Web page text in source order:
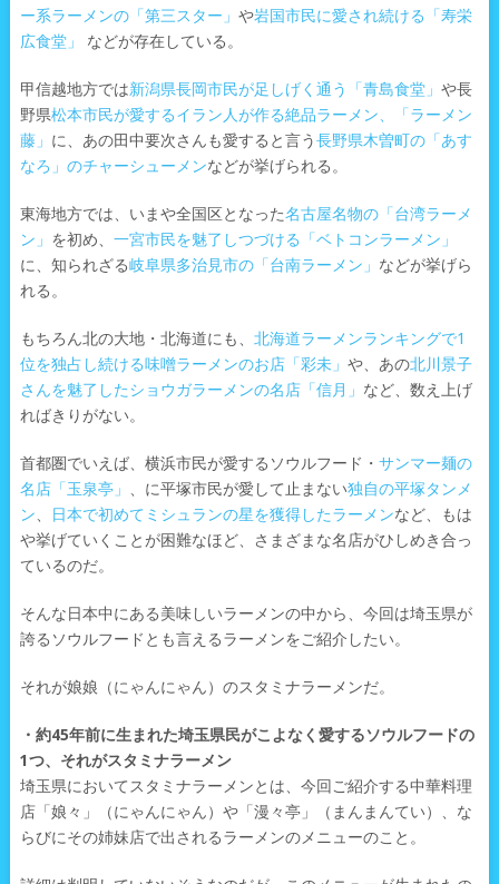
ー系ラーメンの「第三スター」 や岩国市民に愛され続ける「寿栄
広食堂」 などが存在している。
甲信越地方では新潟県長岡市民が足しげく通う「青島食堂」 や長
野県松本市民が愛するイラン人が作る絶品ラーメン、「ラーメン
藤」 に、あの田中要次さんも愛すると言う長野県木曽町の「あす
なろ」のチャーシューメンなどが挙げられる。
東海地方では、いまや全国区となった名古屋名物の「台湾ラーメ
ン」 を初め、 一宮市民を魅了しつづける「ベトコンラーメン」
に、知られざる岐阜県多治見市の「台南ラーメン」 などが挙げら
れる。
もちろん北の大地・北海道にも、 北海道ラーメンランキングで1
位を独占し続ける味噌ラーメンのお店「彩未」 や、あの北川景子
さんを魅了したショウガラーメンの名店「信月」 など、数え上げ
ればきりがない。
首都圏でいえば、横浜市民が愛するソウルフード・ サンマー麺の
名店「玉泉亭」
、に平塚市民が愛して止まない独自の平塚タンメ
ン
日本で初めてミシュランの星を獲得したラーメンなど、もは
や挙げていくことが困難なほど、さまざまな名店がひしめき合っ
ているのだ。
そんな日本中にある美味しいラーメンの中から、今回は埼玉県が
誇るソウルフードとも言えるラーメンをご紹介したい。
それが娘娘（にゃんにゃん）のスタミナラーメンだ。
・約45年前に生まれた埼玉県民がこよなく愛するソウルフードの
1つ、それがスタミナラーメン
埼玉県においてスタミナラーメンとは、今回ご紹介する中華料理
店「娘々」（にゃんにゃん）や「漫々亭」（まんまんてい）、な
らびにその姉妹店で出されるラーメンのメニューのこと。